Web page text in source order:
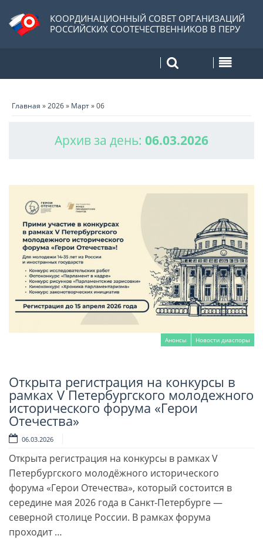
КООРДИНАЦИОННЫЙ СОВЕТ ОРГАНИЗАЦИЙ
РОССИЙСКИХ СООТЕЧЕСТВЕННИКОВ В ПЕРУ
Главная »2026» Март»06
Архив за день: 06.03.2026
Анонсы Новости диаспоры
Читать далее
Открыта регистрация на конкурсы в
рамках V Петербургского молодежного
исторического форума «Герои
Отечества»
06.03.2026
Открыта регистрация на конкурсы в рамках V
Петербургского молодёжного исторического
форума «Герои Отечества», который состоится в
середине мая 2026 года в Санкт-Петербурге —
северной столице России. В рамках форума
проходит …